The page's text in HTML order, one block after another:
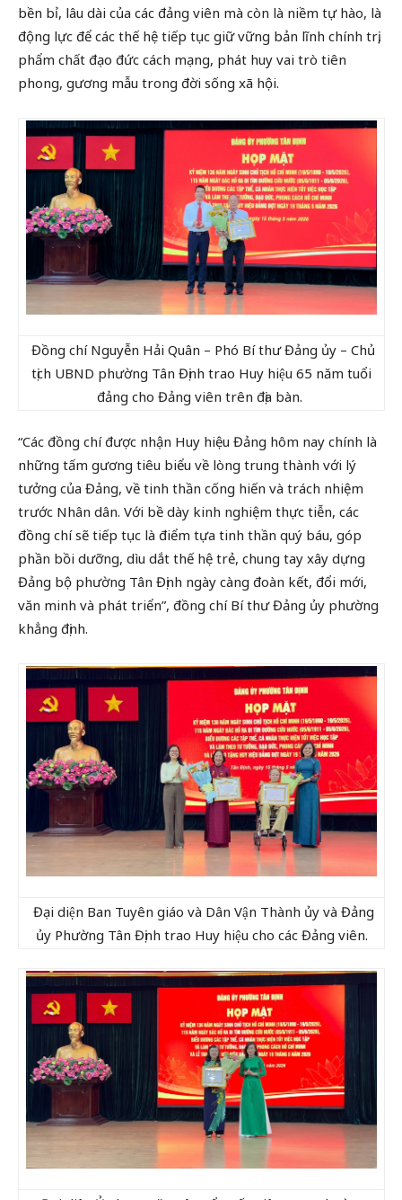
bền bỉ, lâu dài của các đảng viên mà còn là niềm tự hào, là
động lực để các thế hệ tiếp tục giữ vững bản lĩnh chính trị,
phẩm chất đạo đức cách mạng, phát huy vai trò tiên
phong, gương mẫu trong đời sống xã hội.
Đồng chí Nguyễn Hải Quân – Phó Bí thư Đảng ủy – Chủ
tịch UBND phường Tân Định trao Huy hiệu 65 năm tuổi
đảng cho Đảng viên trên địa bàn.
“Các đồng chí được nhận Huy hiệu Đảng hôm nay chính là
những tấm gương tiêu biểu về lòng trung thành với lý
tưởng của Đảng, về tinh thần cống hiến và trách nhiệm
trước Nhân dân. Với bề dày kinh nghiệm thực tiễn, các
đồng chí sẽ tiếp tục là điểm tựa tinh thần quý báu, góp
phần bồi dưỡng, dìu dắt thế hệ trẻ, chung tay xây dựng
Đảng bộ phường Tân Định ngày càng đoàn kết, đổi mới,
văn minh và phát triển”, đồng chí Bí thư Đảng ủy phường
khẳng định.
Đại diện Ban Tuyên giáo và Dân Vận Thành ủy và Đảng
ủy Phường Tân Định trao Huy hiệu cho các Đảng viên.